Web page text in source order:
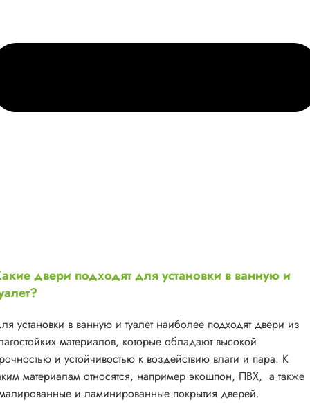
двери подходят для установки в ванную и
установки в ванную и туалет наиболее подходят двери из
материалов, которые обладают высокой
и устойчивостью к воздействию влаги и пара. К
материалам относятся, например экошпон, ПВХ, а также
и ламинированные покрытия дверей.